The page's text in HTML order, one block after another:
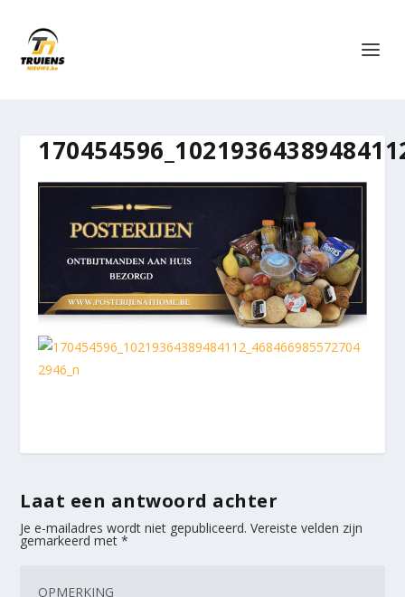
Laat een antwoord achter
Je e-mailadres wordt niet gepubliceerd. Vereiste velden zijn
gemarkeerd met*